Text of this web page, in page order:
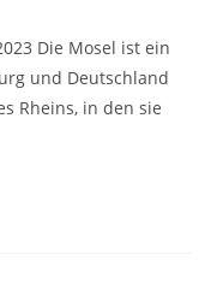
Die Mosel ist ein
und Deutschland
Rheins, in den sie